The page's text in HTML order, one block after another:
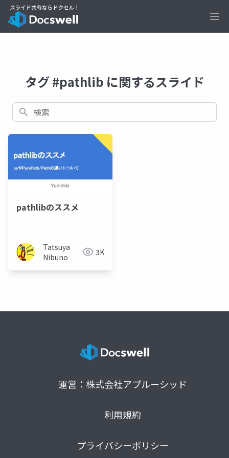
タグ #pathlib に関するスライド
検索
pathlibのススメ
Tatsuya
Nibuno
3K
運営：株式会社アプルーシッド
利用規約
プライバシーポリシー